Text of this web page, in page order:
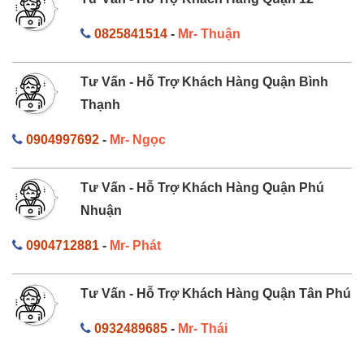
0825841514- Mr- Thuận
Tư Vấn - Hỗ Trợ Khách Hàng Quận Bình
Thạnh
0904997692 - Mr- Ngọc
Tư Vấn - Hỗ Trợ Khách Hàng Quận Phú
Nhuận
0904712881 - Mr- Phát
Tư Vấn - Hỗ Trợ Khách Hàng Quận Tân Phú
0932489685- Mr- Thái